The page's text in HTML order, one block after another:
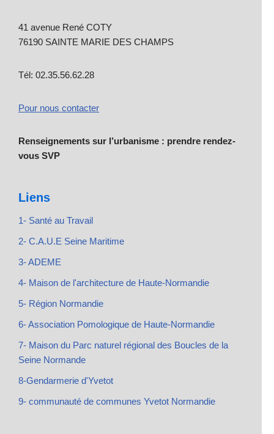
41 avenue René COTY
76190 SAINTE MARIE DES CHAMPS
Tél: 02.35.56.62.28
Pour nous contacter
Renseignements sur l’urbanisme : prendre rendez-
vous SVP
Liens
1- Santé au Travail
2- C.A.U.E Seine Maritime
3- ADEME
4- Maison de l'architecture de Haute-Normandie
5- Région Normandie
6- Association Pomologique de Haute-Normandie
7- Maison du Parc naturel régional des Boucles de la
Seine Normande
8-Gendarmerie d'Yvetot
9- communauté de communes Yvetot Normandie